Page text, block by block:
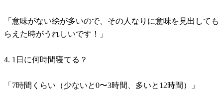
「意味がない絵が多いので、その人なりに意味を見出しても
らえた時がうれしいです！」
4. 1日に何時間寝てる？
「7時間くらい（少ないと0〜3時間、多いと12時間）」